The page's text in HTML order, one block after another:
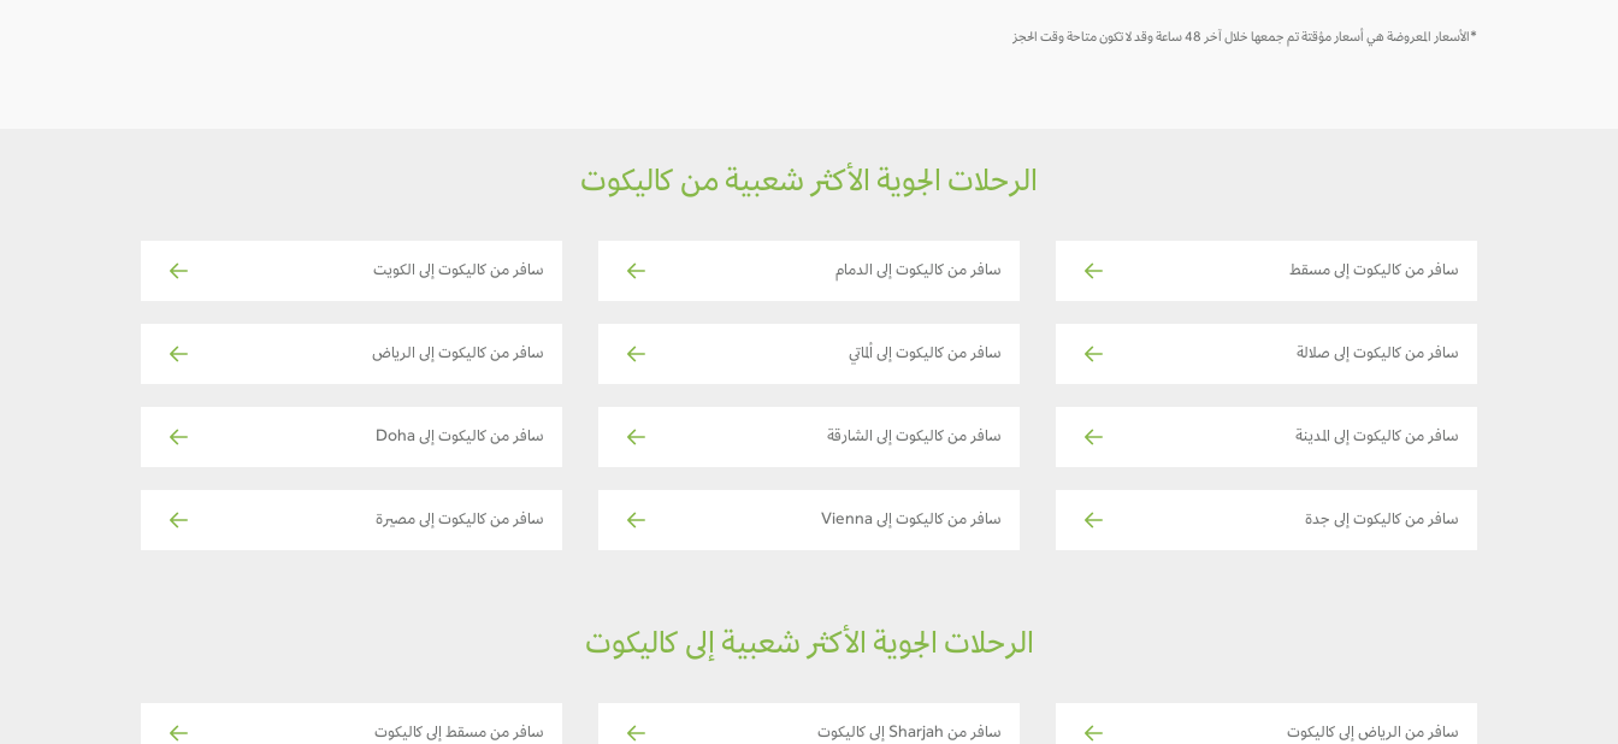
*الأسعار المعروضة هي أسعار مؤقتة تم جمعها خلال آخر 48 ساعة وقد لا تكون متاحة وقت الحجز
الرحلات الجوية الأكثر شعبية من كاليكوت
سافر من كاليكوت إلى مسقط سافر من كاليكوت إلى الدمام سافر من كاليكوت إلى الكويت
سافر من كاليكوت إلى صلالة سافر من كاليكوت إلى ألماتي سافر من كاليكوت إلى الرياض
سافر من كاليكوت إلى المدينة سافر من كاليكوت إلى الشارقة سافر من كاليكوت إلى Doha
سافر من كاليكوت إلى جدة سافر من كاليكوت إلى Vienna سافر من كاليكوت إلى مصيرة
الرحلات الجوية الأكثر شعبية إلى كاليكوت
سافر من الرياض إلى كاليكوت سافر من Sharjah إلى كاليكوت سافر من مسقط إلى كاليكوت